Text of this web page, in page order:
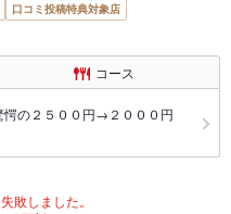
口コミ投稿特典対象店
コース
愕の２５００円→２０００円
敗しました。